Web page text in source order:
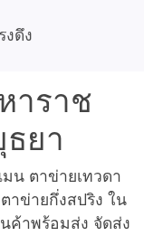
ดึง
าราช
ยา
น ตาข่ายเทวดา
าข่ายกึ่งสปริง ใน
ค้าพร้อมส่ง จัดส่ง